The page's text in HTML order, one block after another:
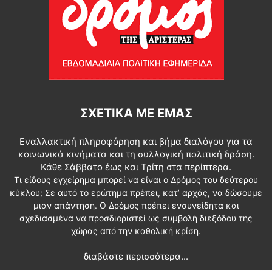
ΣΧΕΤΙΚΆ ΜΕ ΕΜΆΣ
Εναλλακτική πληροφόρηση και βήμα διαλόγου για τα
κοινωνικά κινήματα και τη συλλογική πολιτική δράση.
Κάθε Σάββατο έως και Τρίτη στα περίπτερα.
Τι είδους εγχείρημα μπορεί να είναι ο Δρόμος του δεύτερου
κύκλου; Σε αυτό το ερώτημα πρέπει, κατ’ αρχάς, να δώσουμε
μιαν απάντηση. Ο Δρόμος πρέπει ενσυνείδητα και
σχεδιασμένα να προσδιοριστεί ως συμβολή διεξόδου της
χώρας από την καθολική κρίση.
διαβάστε περισσότερα...